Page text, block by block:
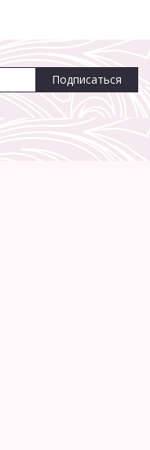
Подписаться